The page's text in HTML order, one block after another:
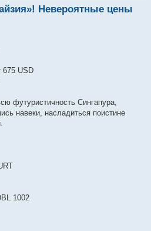
Невероятные цены
675 USD
футуристичность Сингапура,
навеки, насладиться поистине
1002